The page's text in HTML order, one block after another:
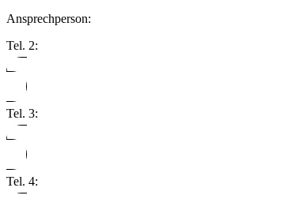
Ansprechperson:
Tel. 2:
Tel. 3:
Tel. 4: